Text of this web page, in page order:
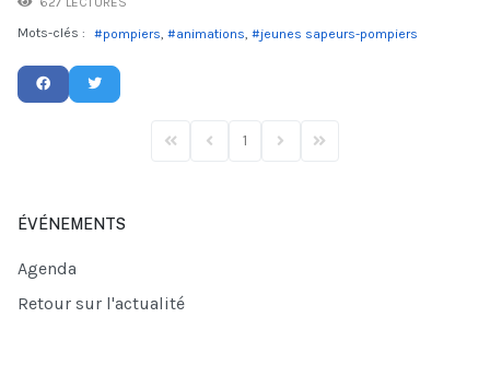
Mots-clés :
pompiers animations jeunes sapeurs-pompiers
First PagePrevious Page
1 Next PageLast Page
ÉVÉNEMENTS
Agenda
Retour sur l'actualité